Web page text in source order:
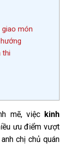
giao món
thi
mẽ, việc kinh
ưu điểm vượt
chị chủ quán